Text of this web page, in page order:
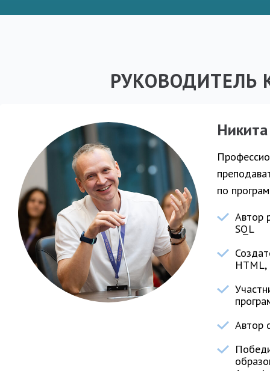
РУКОВОДИТЕЛЬ
по
Автор
SQL
HTML,
Автор